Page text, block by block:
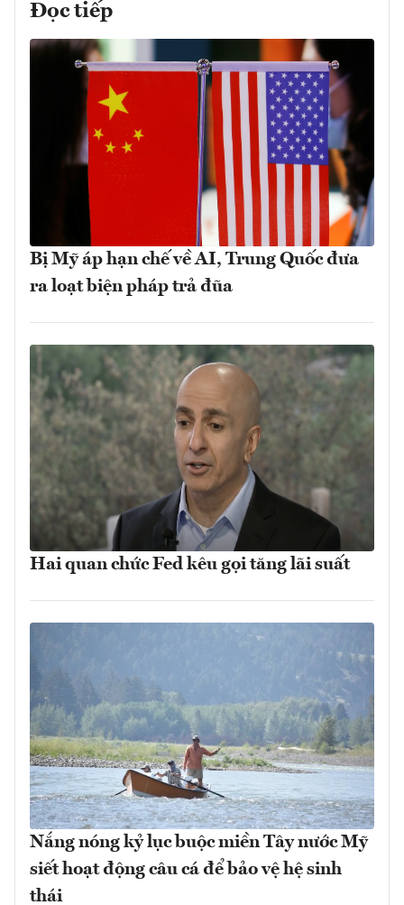
Đọc tiếp
Bị Mỹ áp hạn chế về AI, Trung Quốc đưa
ra loạt biện pháp trả đũa
Hai quan chức Fed kêu gọi tăng lãi suất
Nắng nóng kỷ lục buộc miền Tây nước Mỹ
siết hoạt động câu cá để bảo vệ hệ sinh
thái